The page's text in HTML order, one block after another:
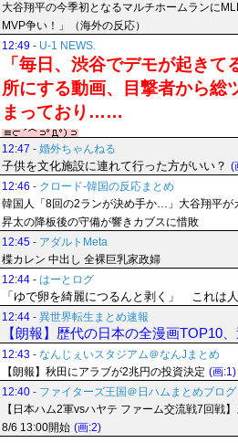
大谷翔平の今季初となるマルチホームランに
MVP争い！」（海外の反応）
12:49 - U-1 NEWS.
「毎日、渋谷でデモが起きて
所にする動画、目撃者から総
まっており……
12:47 - 婚外ちゃんねる
子供を文化施設に連れて行った方がいい？ (
12:46 - クロード-韓国の反応まとめ
韓国人「8回の2ランが決め手か…」大谷翔平が
昇太の降板後の守備が響きカブスに惜敗
12:45 - アダルトMeta
楪カレン 中出し 全裸巨乳家政婦
12:44 - はーとログ
「ゆで卵を綺麗につるんと剥く」 これは
12:44 - 異世界転生まとめ速報
【朗報】歴代の日本の全漫画TOP10
12:43 - なんじぇいスタジアム＠なんJまとめ
【朗報】秋田にアラブが2兆円の投資決定 (画:1)
12:40 - ファイターズ王国＠日ハムまとめブログ
【日本ハム2軍vsハヤテ ファーム交流戦7回戦
8/6 13:00開始 (画:2)